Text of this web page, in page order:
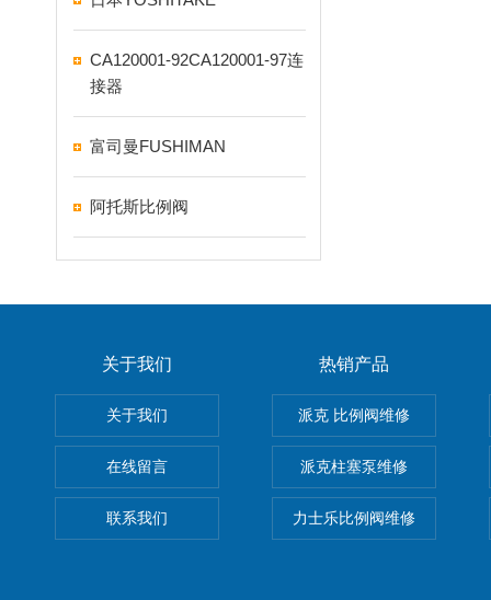
CA120001-92CA120001-97连
接器
富司曼FUSHIMAN
阿托斯比例阀
关于我们
关于我们
在线留言
联系我们
热销产品
派克 比例阀维修
派克柱塞泵维修
力士乐比例阀维修